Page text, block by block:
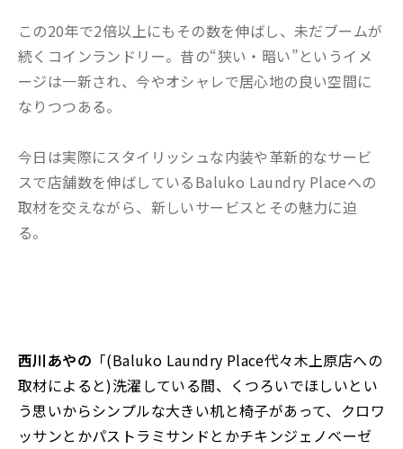
この20年で2倍以上にもその数を伸ばし、未だブームが
続くコインランドリー。昔の“狭い・暗い”というイメ
ージは一新され、今やオシャレで居心地の良い空間に
なりつつある。
今日は実際にスタイリッシュな内装や革新的なサービ
スで店舗数を伸ばしているBaluko Laundry Placeへの
取材を交えながら、新しいサービスとその魅力に迫
る。
西川あやの 「(Baluko Laundry Place代々木上原店への
取材によると)洗濯している間、くつろいでほしいとい
う思いからシンプルな大きい机と椅子があって、クロワ
ッサンとかパストラミサンドとかチキンジェノベーゼ